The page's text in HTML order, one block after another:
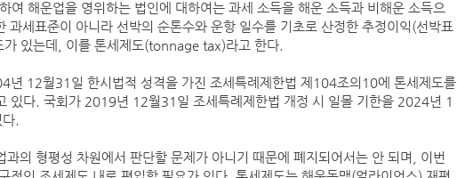
여 해운업을 영위하는 법인에 대하여는 과세 소득을 해운 소득과 비해운 소득으
과세표준이 아니라 선박의 순톤수와 운항 일수를 기초로 산정한 추정이익(선박표
있는데, 이를 톤세제도(tonnage tax)라고 한다.
년 12월31일 한시법적 성격을 가진 조세특례제한법 제104조의10에 톤세제도를
있다. 국회가 2019년 12월31일 조세특례제한법 개정 시 일몰 기한을 2024년 1
.
의 형평성 차원에서 판단할 문제가 아니기 때문에 폐지되어서는 안 되며, 이번
인사/ 해양수산부
‘韓中 웃고 日 울고’ 상반기 선박수주량 희비교차